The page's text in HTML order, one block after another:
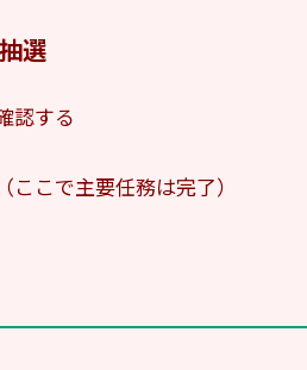
選
認する
こで主要任務は完了）